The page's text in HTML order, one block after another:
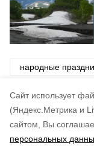
Cайт использует
(Яндекс.Метрика и
сайтом, Вы
персональных
народные
праздник